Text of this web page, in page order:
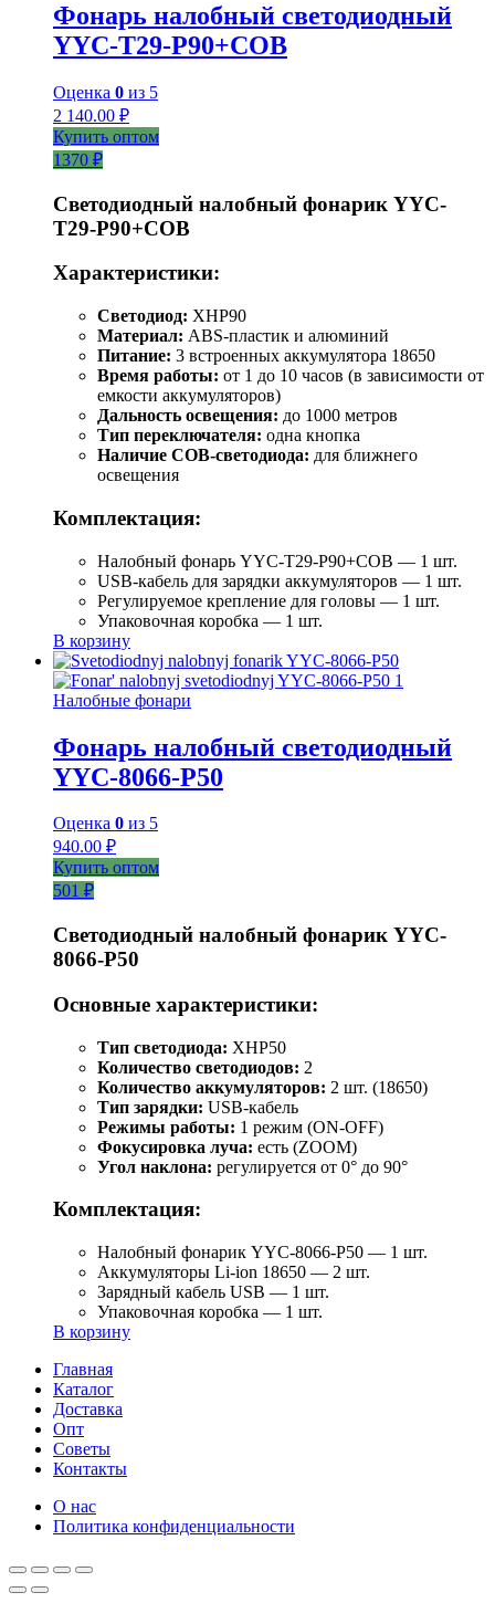
Фонарь налобный светодиодный
YYC-T29-P90+COB
Оценка 0 из 5
2 140.00 ₽
Купить оптом
1370 ₽
Светодиодный налобный фонарик YYC-
T29-P90+COB
Характеристики:
Светодиод: XHP90
Материал: ABS-пластик и алюминий
Питание: 3 встроенных аккумулятора 18650
Время работы: от 1 до 10 часов (в зависимости от
емкости аккумуляторов)
Дальность освещения: до 1000 метров
Тип переключателя: одна кнопка
Наличие COB-светодиода: для ближнего
освещения
Комплектация:
Налобный фонарь YYC-T29-P90+COB — 1 шт.
USB-кабель для зарядки аккумуляторов — 1 шт.
Регулируемое крепление для головы — 1 шт.
Упаковочная коробка — 1 шт.
В корзину
Налобные фонари
Фонарь налобный светодиодный
YYC-8066-P50
Оценка 0 из 5
940.00 ₽
Купить оптом
501 ₽
Светодиодный налобный фонарик YYC-
8066-P50
Основные характеристики:
Тип светодиода: XHP50
Количество светодиодов: 2
Количество аккумуляторов: 2 шт. (18650)
Тип зарядки: USB-кабель
Режимы работы: 1 режим (ON-OFF)
Фокусировка луча: есть (ZOOM)
Угол наклона: регулируется от 0° до 90°
Комплектация:
Налобный фонарик YYC-8066-P50 — 1 шт.
Аккумуляторы Li-ion 18650 — 2 шт.
Зарядный кабель USB — 1 шт.
Упаковочная коробка — 1 шт.
В корзину
Главная
Каталог
Доставка
Опт
Советы
Контакты
О нас
Политика конфиденциальности